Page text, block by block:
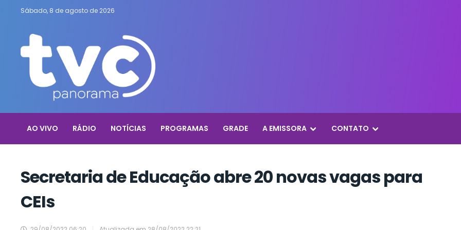
Sábado, 8 de agosto de 2026
AO VIVO RÁDIO NOTÍCIAS PROGRAMAS GRADE A EMISSORA CONTATO
Secretaria de Educação abre 20 novas vagas para
CEIs